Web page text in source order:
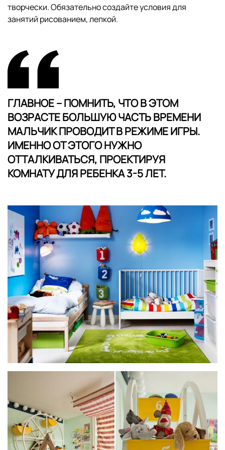
творчески. Обязательно создайте условия для
занятий рисованием, лепкой.
ГЛАВНОЕ – ПОМНИТЬ, ЧТО В ЭТОМ
ВОЗРАСТЕ БОЛЬШУЮ ЧАСТЬ ВРЕМЕНИ
МАЛЬЧИК ПРОВОДИТ В РЕЖИМЕ ИГРЫ.
ИМЕННО ОТ ЭТОГО НУЖНО
ОТТАЛКИВАТЬСЯ, ПРОЕКТИРУЯ
КОМНАТУ ДЛЯ РЕБЕНКА 3-5 ЛЕТ.